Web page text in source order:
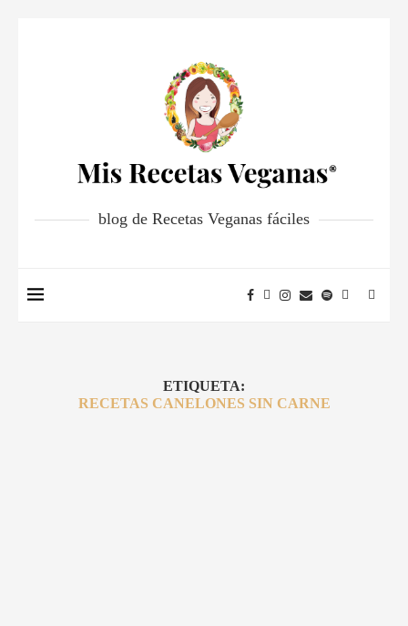
blog de Recetas Veganas fáciles
ETIQUETA:
RECETAS CANELONES SIN CARNE